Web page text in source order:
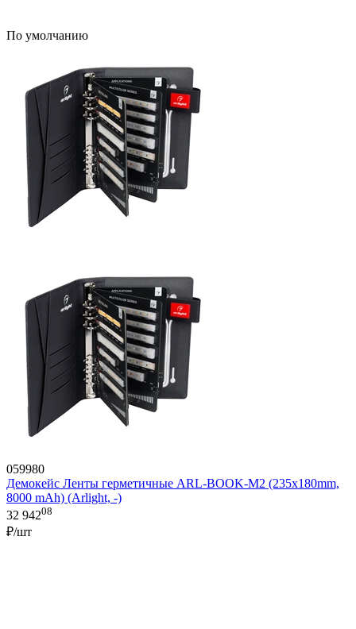
По умолчанию
059980
Демокейс Ленты герметичные ARL-BOOK-M2 (235х180mm,
8000 mAh) (Arlight, -)
32 94208
₽/шт